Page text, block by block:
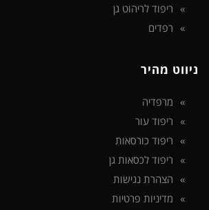
ריפוד לריהוט גן
רפדים
ניווט מהיר
מרפדיה
ריפוד עור
ריפוד כורסאות
ריפוד לכסאות גן
הצהרת נגישות
מדיניות פרטיות